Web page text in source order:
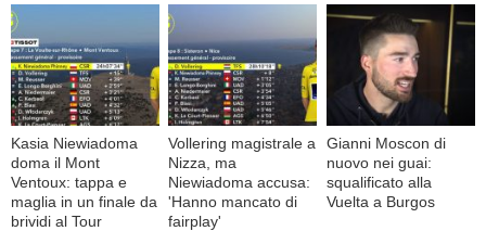
Kasia Niewiadoma
doma il Mont
Ventoux: tappa e
maglia in un finale da
brividi al Tour
Vollering magistrale a
Nizza, ma
Niewiadoma accusa:
'Hanno mancato di
fairplay'
Gianni Moscon di
nuovo nei guai:
squalificato alla
Vuelta a Burgos